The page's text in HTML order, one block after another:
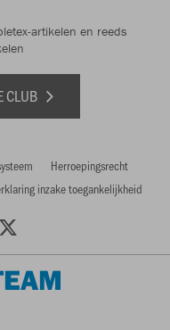
artikelen en reeds
CLUB
Herroepingsrecht
inzake toegankelijkheid